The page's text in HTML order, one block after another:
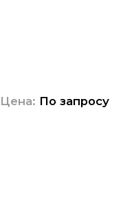
Цена: По запросу